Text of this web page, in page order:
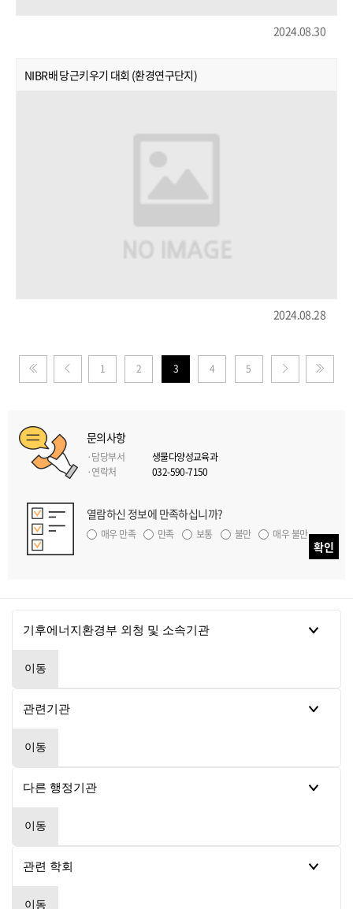
2024.08.30
NIBR배 당근키우기 대회 (환경연구단지)
2024.08.28
1 2 3 4 5
문의사항
담당부서
생물다양성교육과
연락처
032-590-7150
열람하신 정보에 만족하십니까?
매우 만족 만족 보통 불만 매우 불만
확인
이동
이동
이동
이동